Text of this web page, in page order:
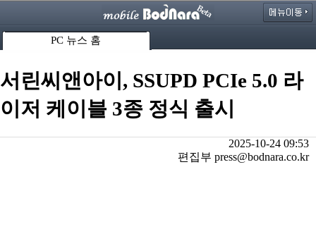
PC 뉴스 홈
서린씨앤아이, SSUPD PCIe 5.0 라
이저 케이블 3종 정식 출시
2025-10-24 09:53
편집부 press@bodnara.co.kr